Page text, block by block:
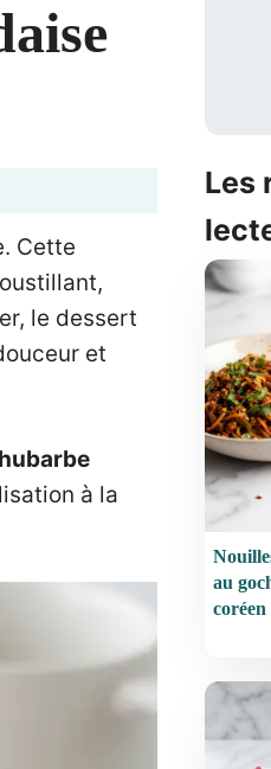
Cette
le dessert
et
à la
Les
au
coréen